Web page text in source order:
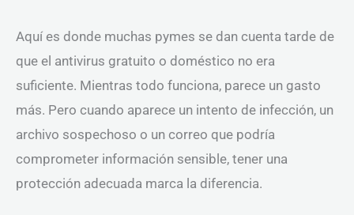
Aquí es donde muchas pymes se dan cuenta tarde de
que el antivirus gratuito o doméstico no era
suficiente. Mientras todo funciona, parece un gasto
más. Pero cuando aparece un intento de infección, un
archivo sospechoso o un correo que podría
comprometer información sensible, tener una
protección adecuada marca la diferencia.